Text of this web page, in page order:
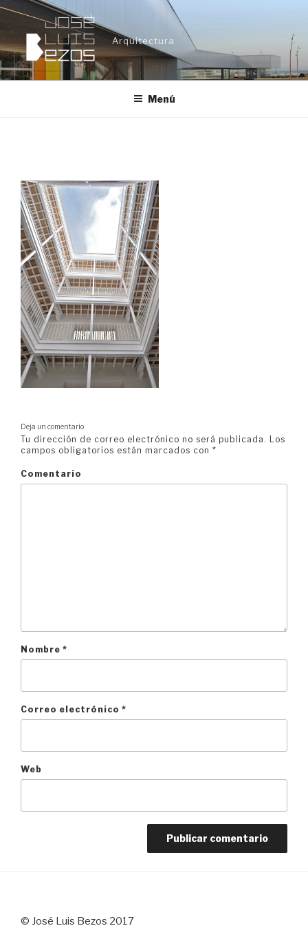
Ir
al
contenido
Arquitectura
Menú
Deja un comentario
Tu dirección de correo electrónico no será publicada. Los
campos obligatorios están marcados con *
Comentario
Nombre *
Correo electrónico *
Web
© José Luis Bezos 2017